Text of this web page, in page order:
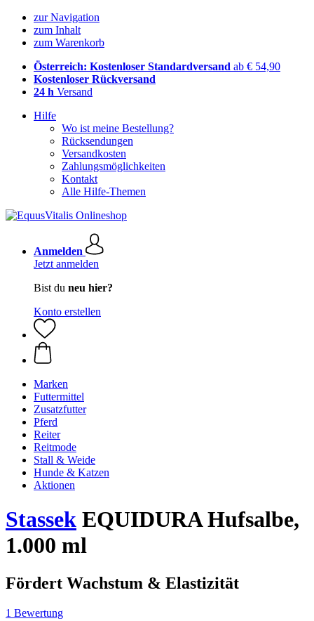
zur Navigation
zum Inhalt
zum Warenkorb
Österreich: Kostenloser Standardversand ab € 54,90
Kostenloser Rückversand
24 h Versand
Hilfe
Wo ist meine Bestellung?
Rücksendungen
Versandkosten
Zahlungsmöglichkeiten
Kontakt
Alle Hilfe-Themen
Anmelden
Jetzt anmelden
Bist du neu hier?
Konto erstellen
Marken
Futtermittel
Zusatzfutter
Pferd
Reiter
Reitmode
Stall & Weide
Hunde & Katzen
Aktionen
Stassek EQUIDURA Hufsalbe,
1.000 ml
Fördert Wachstum & Elastizität
1 Bewertung